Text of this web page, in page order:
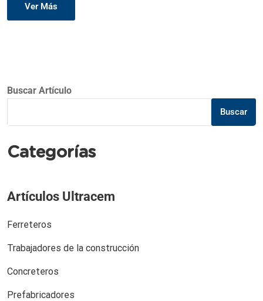
Ver Más
Buscar Artículo
Buscar
Categorías
Artículos Ultracem
Ferreteros
Trabajadores de la construcción
Concreteros
Prefabricadores